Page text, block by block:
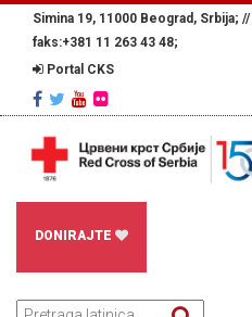
Simina 19, 11000 Beograd, Srbija; //
faks:+381 11 263 43 48;
Portal CKS
DONIRAJTE